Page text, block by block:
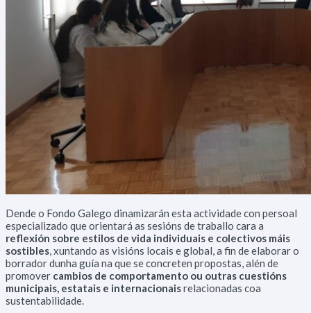
Dende o Fondo Galego dinamizarán esta actividade con persoal
especializado que orientará as sesións de traballo cara a
reflexión sobre estilos de vida individuais e colectivos máis
sostibles, xuntando as visións locais e global, a fin de elaborar o
borrador dunha guía na que se concreten propostas, alén de
promover cambios de comportamento ou outras cuestións
municipais, estatais e internacionaisrelacionadas coa
sustentabilidade.